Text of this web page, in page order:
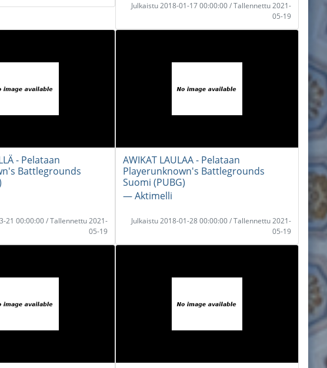
Julkaistu 2018-01-17 00:00:00 / Tallennettu 2021-
05-19
- Pelataan
Battlegrounds
21 00:00:00 / Tallennettu 2021-
05-19
AWIKAT LAULAA - Pelataan
Playerunknown's Battlegrounds
Suomi (PUBG)
― Aktimelli
Julkaistu 2018-01-28 00:00:00 / Tallennettu 2021-
05-19